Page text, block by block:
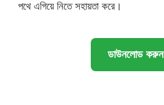
পথে এগিয়ে নিতে সহায়তা করে।
ডাউনলোড করুন